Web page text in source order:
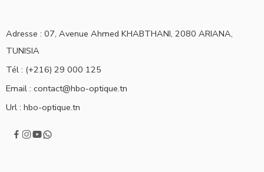
Adresse : 07, Avenue Ahmed KHABTHANI, 2080 ARIANA,
TUNISIA
Tél : (+216) 29 000 125
Email : contact@hbo-optique.tn
Url : hbo-optique.tn